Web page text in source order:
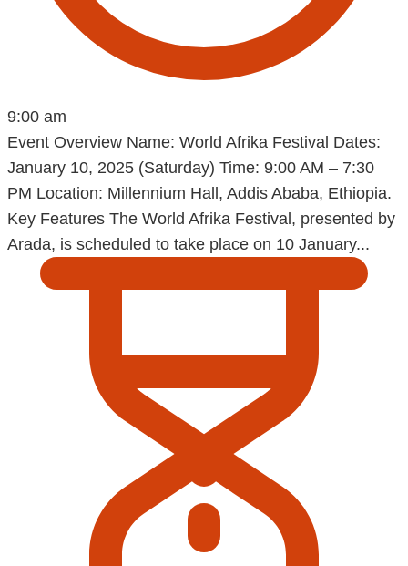
9:00 am
Event Overview Name: World Afrika Festival Dates:
January 10, 2025 (Saturday) Time: 9:00 AM – 7:30
PM Location: Millennium Hall, Addis Ababa, Ethiopia.
Key Features The World Afrika Festival, presented by
Arada, is scheduled to take place on 10 January...